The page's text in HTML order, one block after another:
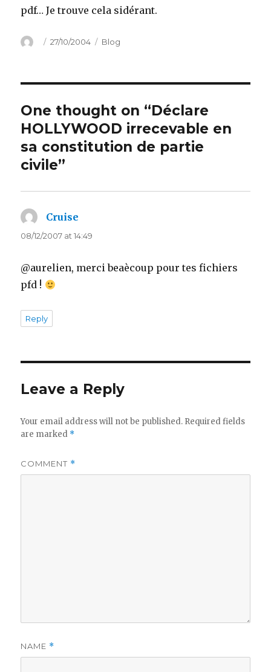
pdf… Je trouve cela sidérant.
Author
Posted
27/10/2004 Categories
Blog
One thought on “Déclare
HOLLYWOOD irrecevable en
sa constitution de partie
civile”
Cruise
08/12/2007 at 14:49
@aurelien, merci beaècoup pour tes fichiers
pfd !
Reply
Leave a Reply
Your email address will not be published. Required fields
are marked *
COMMENT *
NAME *